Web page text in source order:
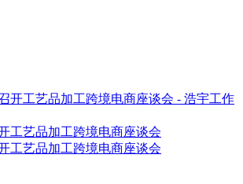
工艺品加工跨境电商座谈会
工艺品加工跨境电商座谈会